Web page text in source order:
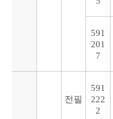
591
201
7
전필
591
222
2